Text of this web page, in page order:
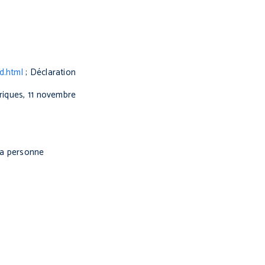
; Déclaration
11 novembre
personne